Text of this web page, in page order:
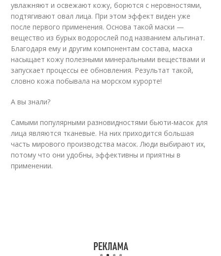
увлажняют и освежают кожу, борются с неровностями,
подтягивают овал лица. При этом эффект виден уже
после первого применения. Основа такой маски —
вещество из бурых водорослей под названием альгинат.
Благодаря ему и другим компонентам состава, маска
насыщает кожу полезными минеральными веществами и
запускает процессы ее обновления. Результат такой,
словно кожа побывала на морском курорте!
А вы знали?
Самыми популярными разновидностями бьюти-масок для
лица являются тканевые. На них приходится большая
часть мирового производства масок. Люди выбирают их,
потому что они удобны, эффективны и приятны в
применении.